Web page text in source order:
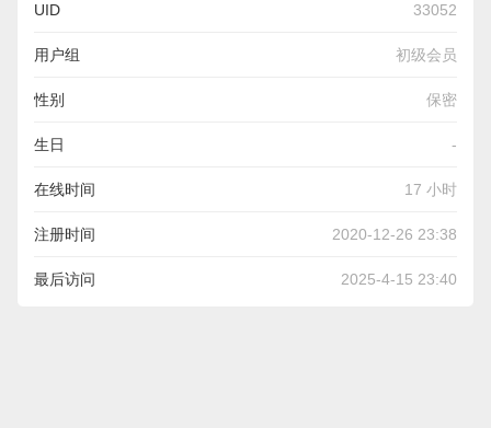
UID 33052
用户组 初级会员
性别 保密
生日 -
在线时间 17 小时
注册时间 2020-12-26 23:38
最后访问 2025-4-15 23:40